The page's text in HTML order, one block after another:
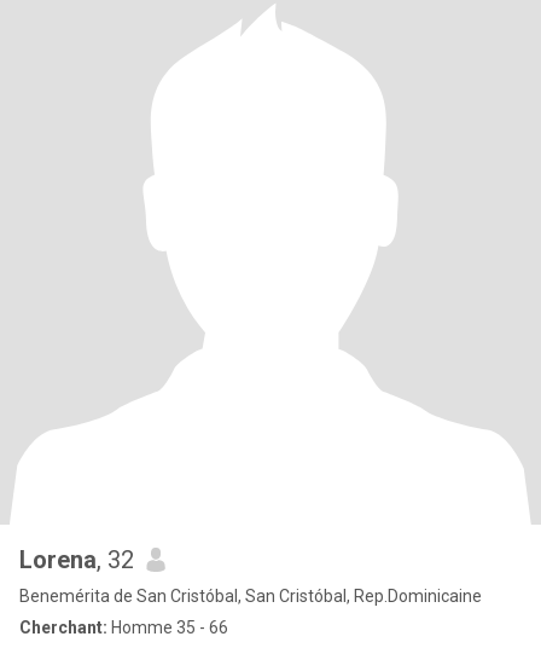
Lorena, 32
Benemérita de San Cristóbal, San Cristóbal, Rep.Dominicaine
Cherchant: Homme 35 - 66